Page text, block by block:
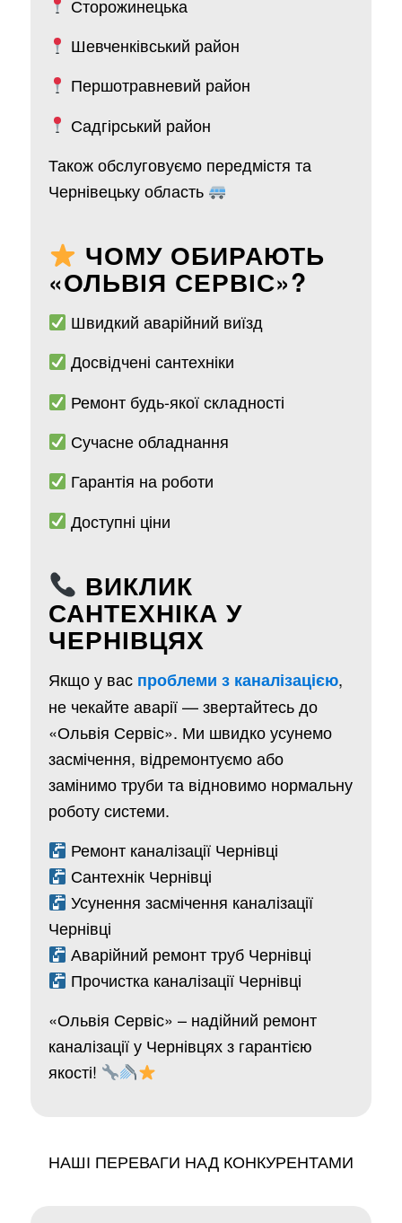
Сторожинецька
Шевченківський район
Першотравневий район
Садгірський район
Також обслуговуємо передмістя та
Чернівецьку область
ЧОМУ ОБИРАЮТЬ
«ОЛЬВІЯ СЕРВІС»?
Швидкий аварійний виїзд
Досвідчені сантехніки
Ремонт будь-якої складності
Сучасне обладнання
Гарантія на роботи
Доступні ціни
ВИКЛИК
САНТЕХНІКА У
ЧЕРНІВЦЯХ
Якщо у вас проблеми з каналізацією,
не чекайте аварії — звертайтесь до
«Ольвія Сервіс». Ми швидко усунемо
засмічення, відремонтуємо або
замінимо труби та відновимо нормальну
роботу системи.
Ремонт каналізації Чернівці
Сантехнік Чернівці
Усунення засмічення каналізації
Чернівці
Аварійний ремонт труб Чернівці
Прочистка каналізації Чернівці
«Ольвія Сервіс» – надійний ремонт
каналізації у Чернівцях з гарантією
якості!
НАШІ ПЕРЕВАГИ НАД КОНКУРЕНТАМИ